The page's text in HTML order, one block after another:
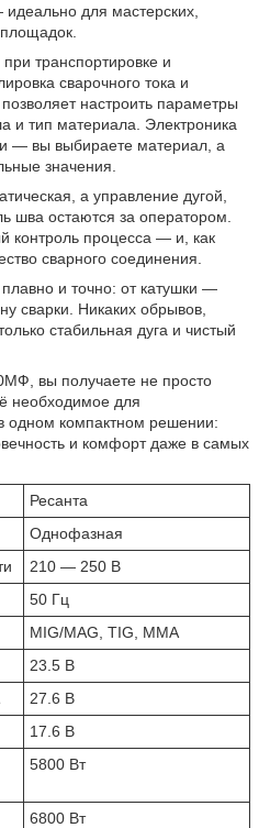
для мастерских,
транспортировке и
сварочного тока и
настроить параметры
и тип материала. Электроника
— вы выбираете материал, а
значения.
а управление дугой,
шва остаются за оператором.
контроль процесса — и, как
сварного соединения.
и точно: от катушки —
сварки. Никаких обрывов,
стабильная дуга и чистый
вы получаете не просто
необходимое для
одном компактном решении:
и комфорт даже в самых
Ресанта
Однофазная
210 — 250 В
50 Гц
MIG/MAG, TIG, MMA
23.5 В
27.6 В
17.6 В
5800 Вт
6800 Вт